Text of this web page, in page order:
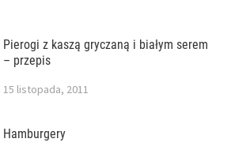
Pierogi z kaszą gryczaną i białym serem
– przepis
15 listopada, 2011
Hamburgery